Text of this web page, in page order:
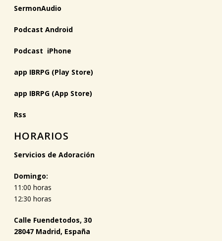
SermonAudio
Podcast Android
Podcast iPhone
app IBRPG (Play Store)
app IBRPG (App Store)
Rss
HORARIOS
Servicios de Adoración
Domingo:
11:00 horas
12:30 horas
Calle Fuendetodos, 30
28047 Madrid, España